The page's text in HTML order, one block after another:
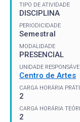
TIPO DE ATIVIDADE
DISCIPLINA
PERIODICIDADE
Semestral
MODALIDADE
PRESENCIAL
UNIDADE RESPONSÁVEL
Centro de Artes
CARGA HORÁRIA
2
CARGA HORÁRIA
2